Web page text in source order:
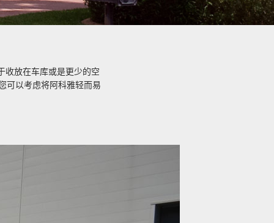
收放在车库或是更少的空
可以考虑将阿科雅轻而易